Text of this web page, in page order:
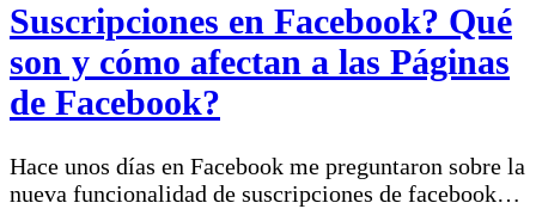
Suscripciones en Facebook? Qué
son y cómo afectan a las Páginas
de Facebook?
Hace unos días en Facebook me preguntaron sobre la
nueva funcionalidad de suscripciones de facebook…